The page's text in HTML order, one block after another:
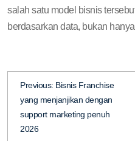
salah satu model bisnis
berdasarkan data, bukan
Previous: Bisnis Franchise
yang menjanjikan dengan
support marketing penuh
2026